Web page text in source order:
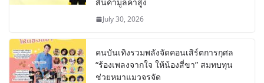
July 30, 2026
คนบันเทิงรวมพลังจัดคอนเสิร์ตการกุศล
“ร้องเพลงจากใจ ให้น้องสี่ขา” สมทบทุน
ช่วยหมาแมวจรจัด